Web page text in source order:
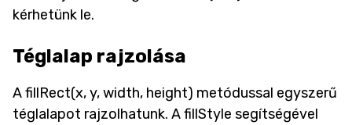
kérhetünk le.
Téglalap rajzolása
A fillRect(x, y, width, height) metódussal egyszerű
téglalapot rajzolhatunk. A fillStyle segítségével